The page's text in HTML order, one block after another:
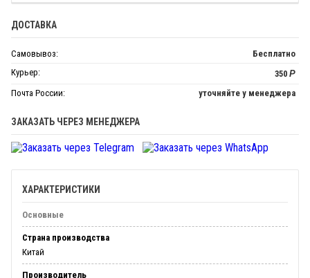
ДОСТАВКА
Самовывоз:
Бесплатно
Курьер:
350 Р
Почта России:
уточняйте у менеджера
ЗАКАЗАТЬ ЧЕРЕЗ МЕНЕДЖЕРА
ХАРАКТЕРИСТИКИ
Основные
Страна производства
Китай
Производитель